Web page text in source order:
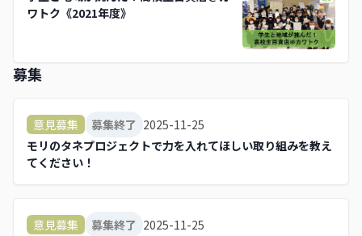
ワトク《2021年度》
募集
意見募集 募集終了 2025-11-25
モリのタネプロジェクトで力を入れてほしい取り組みを教え
てください！
意見募集 募集終了 2025-11-25